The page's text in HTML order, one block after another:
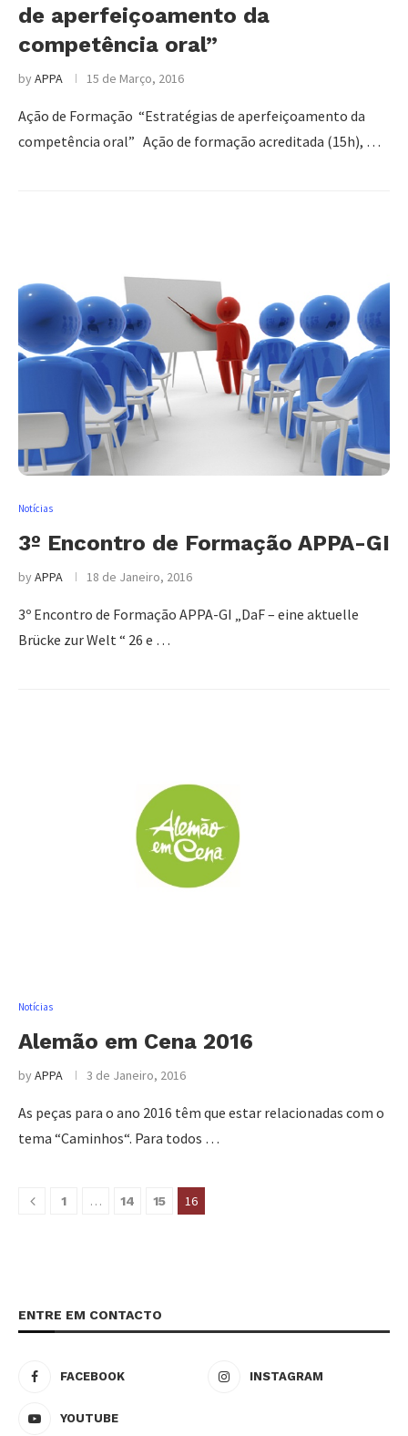
de aperfeiçoamento da
competência oral”
byAPPA 15 de Março, 2016
Ação de Formação “Estratégias de aperfeiçoamento da
competência oral” Ação de formação acreditada (15h), …
Notícias
3º Encontro de Formação APPA-GI
byAPPA 18 de Janeiro, 2016
3º Encontro de Formação APPA-GI „DaF – eine aktuelle
Brücke zur Welt “ 26 e …
Notícias
Alemão em Cena 2016
byAPPA 3 de Janeiro, 2016
As peças para o ano 2016 têm que estar relacionadas com o
tema “Caminhos“. Para todos …
1 … 14 15 16
ENTRE EM CONTACTO
FACEBOOK INSTAGRAM
YOUTUBE